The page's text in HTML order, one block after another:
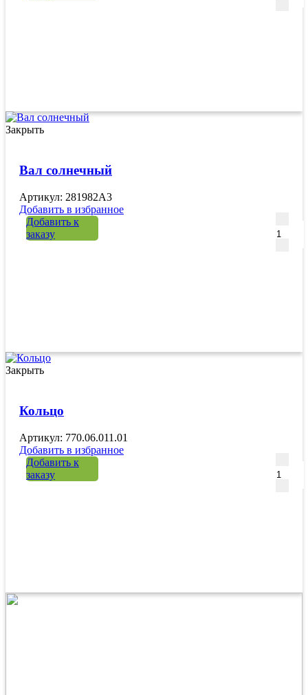
Закрыть
Вал солнечный
Артикул: 281982A3
Добавить в избранное
Добавить к
заказу
Закрыть
Кольцо
Артикул: 770.06.011.01
Добавить в избранное
Добавить к
заказу